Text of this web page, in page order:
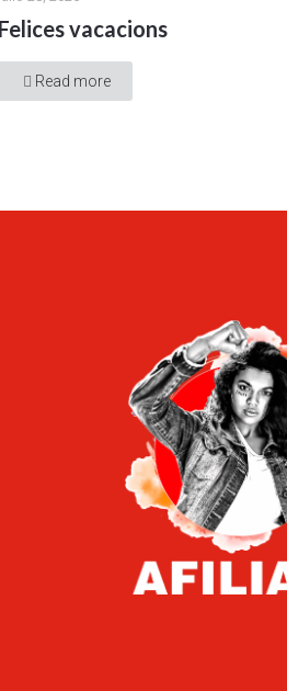
vacacions
Read more